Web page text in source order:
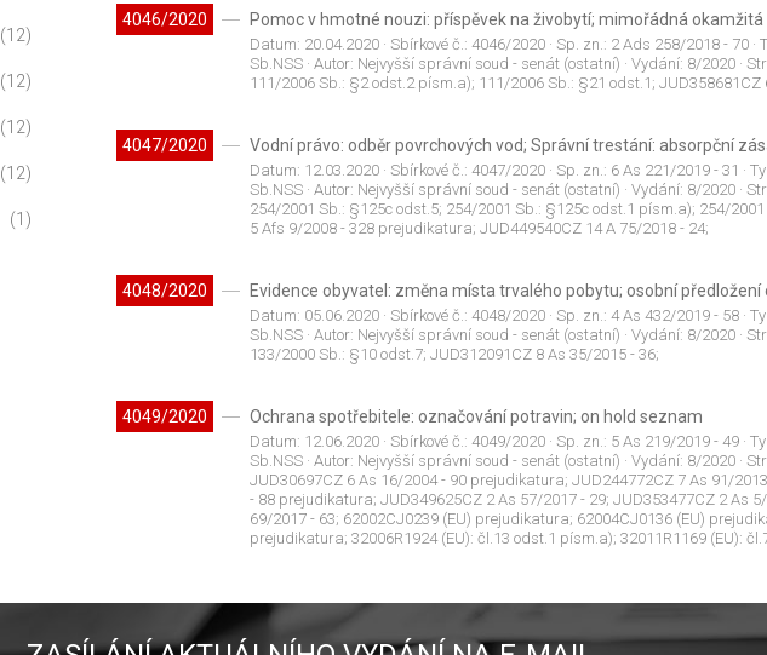
4046/2020 Pomoc v hmotné nouzi: příspěvek na živobytí; mimořádná
Datum: 20.04.2020· Sbírkové č.: 4046/2020· Sp. zn.: 2 Ads 258/2018 - 70·
Sb.NSS· Autor: Nejvyšší správní soud - senát (ostatní) · Vydání: 8/2020·
111/2006 Sb.: §2 odst.2 písm.a); 111/2006 Sb.: §21 odst.1; JUD358681CZ
4047/2020 Vodní právo: odběr povrchových vod; Správní trestání: absorpční
Datum: 12.03.2020· Sbírkové č.: 4047/2020· Sp. zn.: 6 As 221/2019 - 31 ·
Sb.NSS· Autor: Nejvyšší správní soud - senát (ostatní) · Vydání: 8/2020·
254/2001 Sb.: §125c odst.5; 254/2001 Sb.: §125c odst.1 písm.a); 254/
5 Afs 9/2008 - 328 prejudikatura; JUD449540CZ 14 A 75/2018 - 24;
4048/2020 Evidence obyvatel: změna místa trvalého pobytu; osobní
Datum: 05.06.2020· Sbírkové č.: 4048/2020· Sp. zn.: 4 As 432/2019 - 58·
Sb.NSS· Autor: Nejvyšší správní soud - senát (ostatní) · Vydání: 8/2020·
133/2000 Sb.: §10 odst.7; JUD312091CZ 8 As 35/2015 - 36;
4049/2020 Ochrana spotřebitele: označování potravin; on hold seznam
Datum: 12.06.2020· Sbírkové č.: 4049/2020· Sp. zn.: 5 As 219/2019 - 49·
Sb.NSS· Autor: Nejvyšší správní soud - senát (ostatní) · Vydání: 8/2020·
JUD30697CZ 6 As 16/2004 - 90 prejudikatura; JUD244772CZ 7 As 91/
- 88 prejudikatura; JUD349625CZ 2 As 57/2017 - 29; JUD353477CZ 2 As
69/2017 - 63; 62002CJ0239 (EU) prejudikatura; 62004CJ0136 (EU)
prejudikatura; 32006R1924 (EU): čl.13 odst.1 písm.a); 32011R1169 (EU):
(12)
(12)
(12)
(12)
(1)